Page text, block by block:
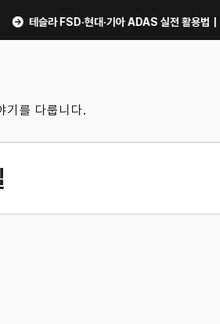
라 FSD·현대·기아 ADAS 실전 활용법｜주행 보
기를 다룹니다.